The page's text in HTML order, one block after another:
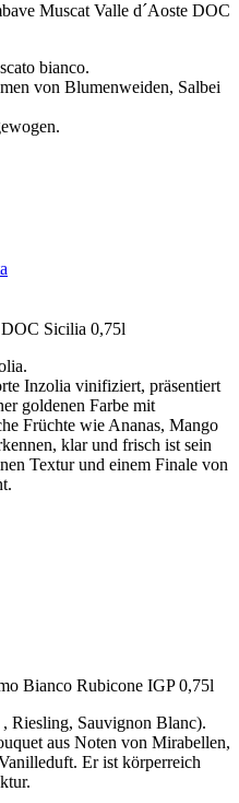
Muscat Valle d´Aoste DOC
bianco.
von Blumenweiden, Salbei
Sicilia 0,75l
Inzolia vinifiziert, präsentiert
goldenen Farbe mit
Früchte wie Ananas, Mango
klar und frisch ist sein
Textur und einem Finale von
Bianco Rubicone IGP 0,75l
Riesling, Sauvignon Blanc).
aus Noten von Mirabellen,
Er ist körperreich